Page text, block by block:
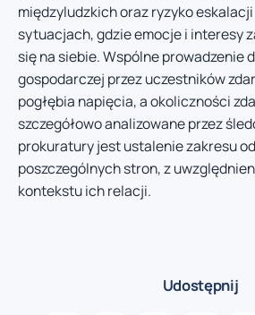
międzyludzkich oraz ryzyko
sytuacjach, gdzie emocje i interesy
się na siebie. Wspólne prowadzenie
gospodarczej przez uczestników
pogłębia napięcia, a okoliczności
szczegółowo analizowane przez
prokuratury jest ustalenie zakresu
poszczególnych stron, z
kontekstu ich relacji.
Udostępnij